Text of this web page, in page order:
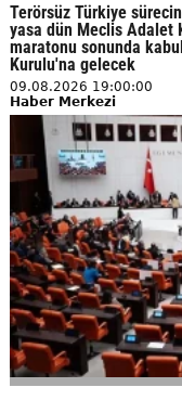
Terörsüz Türkiye
yasa dün Meclis Adalet
maratonu sonunda
Kurulu'na gelecek
09.08.2026 19:00:00
Haber Merkezi